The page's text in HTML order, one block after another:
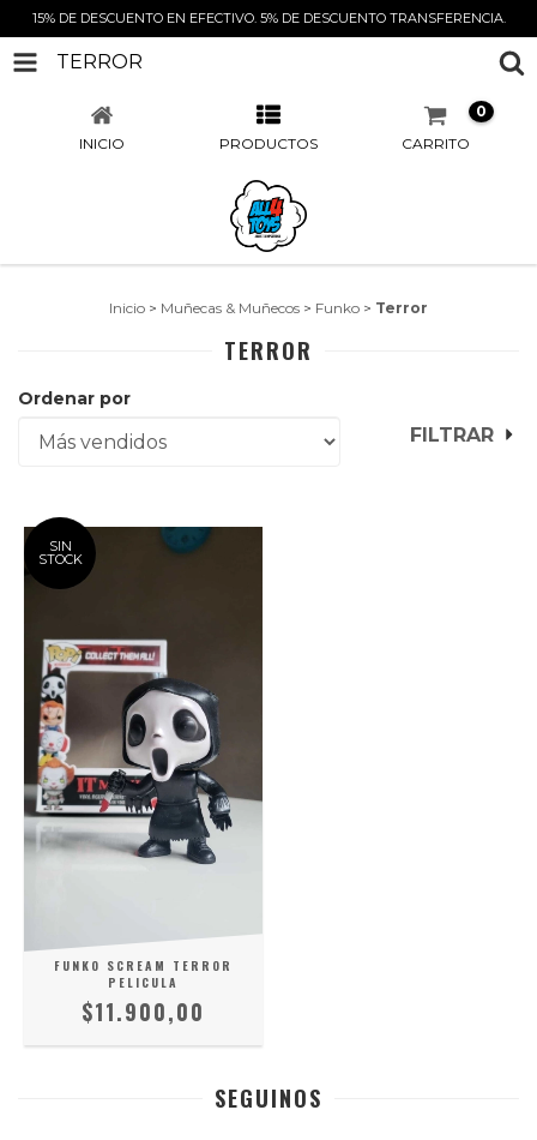
15% DE DESCUENTO EN EFECTIVO. 5% DE DESCUENTO TRANSFERENCIA.
TERROR
INICIO PRODUCTOS CARRITO
0
Inicio > Muñecas & Muñecos > Funko > Terror
TERROR
Ordenar por
FILTRAR
SIN
STOCK
FUNKO SCREAM TERROR
PELICULA
$11.900,00
SEGUINOS